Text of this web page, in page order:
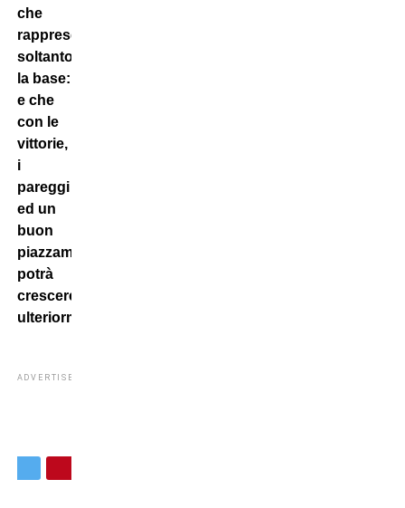
che
rappresenta
soltanto
la base:
e che
con le
vittorie,
i
pareggi
ed un
buon
piazzamento
potrà
crescere
ulteriormente
ADVERTISEMENT